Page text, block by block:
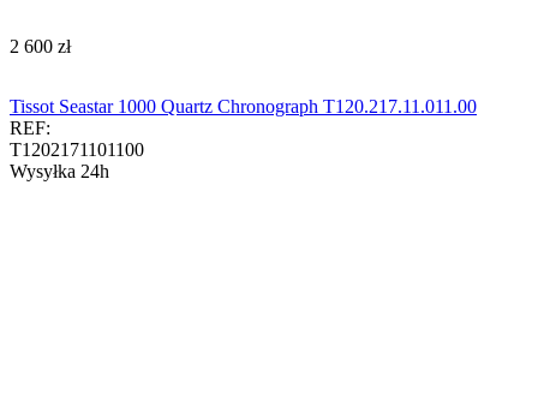
‍2 600‍ zł
Tissot Seastar 1000 Quartz Chronograph T120.217.11.011.00​​​
REF:
T1202171101100
Wysyłka 24h